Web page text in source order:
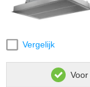
Vergelijk
Voor